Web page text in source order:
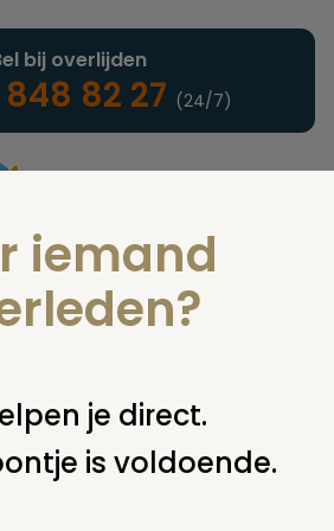
uitvaartonderneming
bij overlijden
82 27 (24/7)
afwikkeling nalatenschap
minderjarigheid
iemand
je direct.
is voldoende.